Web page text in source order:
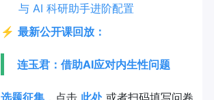
与 AI 科研助手进阶配置
⚡ 最新公开课回放：
连玉君：借助AI应对内生性问题
选题征集 ，点击 此处 或者扫码填写问卷